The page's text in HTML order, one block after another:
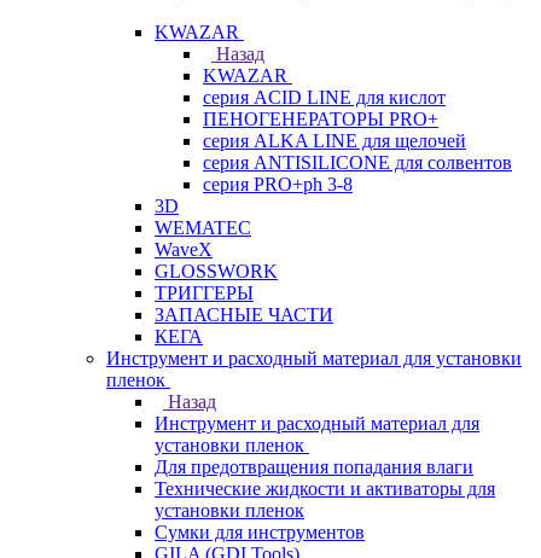
KWAZAR
Назад
KWAZAR
серия ACID LINE для кислот
ПЕНОГЕНЕРАТОРЫ PRO+
серия ALKA LINE для щелочей
серия ANTISILICONE для солвентов
серия PRO+ph 3-8
3D
WEMATEC
WaveX
GLOSSWORK
ТРИГГЕРЫ
ЗАПАСНЫЕ ЧАСТИ
КЕГА
Инструмент и расходный материал для установки
пленок
Назад
Инструмент и расходный материал для
установки пленок
Для предотвращения попадания влаги
Технические жидкости и активаторы для
установки пленок
Сумки для инструментов
GILA (GDI Tools)